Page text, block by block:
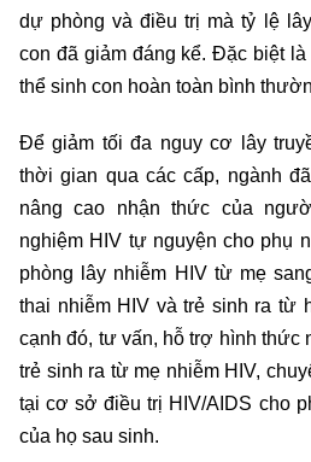
dự phòng và điều trị mà tỷ lệ
con đã giảm đáng kể. Đặc biệt
thể sinh con hoàn toàn bình
Để giảm tối đa nguy cơ lây
thời gian qua các cấp, ngành
nâng cao nhận thức của
nghiệm HIV tự nguyện cho phụ
phòng lây nhiễm HIV từ mẹ
thai nhiễm HIV và trẻ sinh ra từ
cạnh đó, tư vấn, hỗ trợ hình thức
trẻ sinh ra từ mẹ nhiễm HIV,
tại cơ sở điều trị HIV/AIDS cho
của họ sau sinh.